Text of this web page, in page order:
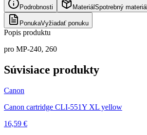
Podrobnosti Materiál Spotrebný materiál
PonukaVyžiadať ponuku
Popis produktu
pro MP-240, 260
Súvisiace produkty
Canon
Canon cartridge CLI-551Y XL yellow
16,59 €